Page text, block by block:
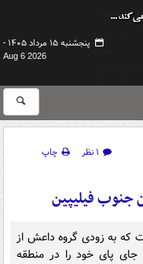
پنجشنبه ۱۵ مرداد ۱۴۰۵ -
Aug 6 2026
۱ نظر
چاپ
جنوب فیلیپین
که به زودی گروه داعش از
جای پای خود را در منطقه